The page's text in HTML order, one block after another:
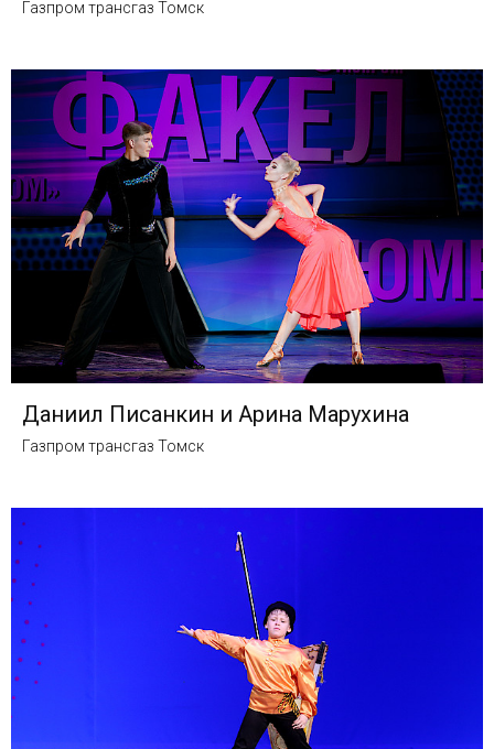
Газпром трансгаз Томск
Даниил Писанкин и Арина Марухина
Газпром трансгаз Томск